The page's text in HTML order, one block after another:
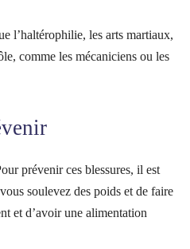
l’haltérophilie, les arts martiaux,
comme les mécaniciens ou les
prévenir ces blessures, il est
soulevez des poids et de faire
et d’avoir une alimentation